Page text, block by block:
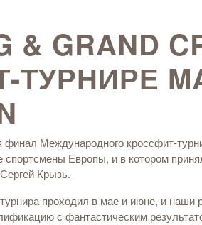
GRAND
финал Международного кроссфит-
спортсмены Европы, и в котором
Крызь.
проходил в мае и июне, и наши
с фантастическим